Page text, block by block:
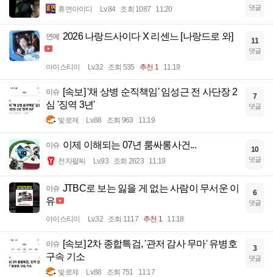
휴면아이디 Lv.84 조회 1087 11:20 댓글
연예 2026 나랑드사이다 X 리센느 [나랑드로 와]
아이스티이 Lv.32 조회 535 추천 1 11:19
11
댓글
이슈 [속보] '채 상병 순직책임' 임성근 전 사단장 2
심 '징역 3년'
빛로제 Lv.88 조회 963 11:19
7
댓글
이슈 이제 이해되는 07년 룸싸롱사건...
전자팔찌 Lv.93 조회 2623 11:19
10
댓글
이슈 JTBC로 보는 잃을 게 없는 사람이 무서운 이
유
아이스티이 Lv.32 조회 1117 추천 1 11:18
6
댓글
이슈 [속보] 2차 종합특검, '관저 감사 무마' 유병호
구속 기소
빛로제 Lv.88 조회 751 11:17
3
댓글